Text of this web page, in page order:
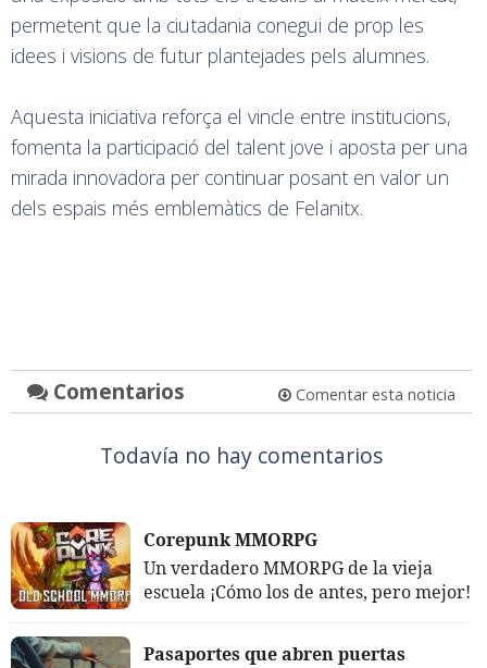
permetent que la ciutadania conegui de prop les
idees i visions de futur plantejades pels alumnes.
Aquesta iniciativa reforça el vincle entre institucions,
fomenta la participació del talent jove i aposta per una
mirada innovadora per continuar posant en valor un
dels espais més emblemàtics de Felanitx.
Comentarios Comentar esta noticia
Todavía no hay comentarios
Corepunk MMORPG
Un verdadero MMORPG de la vieja
escuela ¡Cómo los de antes, pero mejor!
Pasaportes que abren puertas